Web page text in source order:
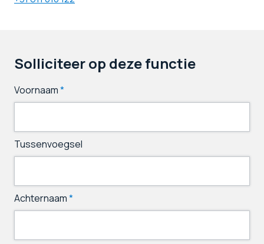
Solliciteer op deze functie
Voornaam*
Tussenvoegsel
Achternaam*